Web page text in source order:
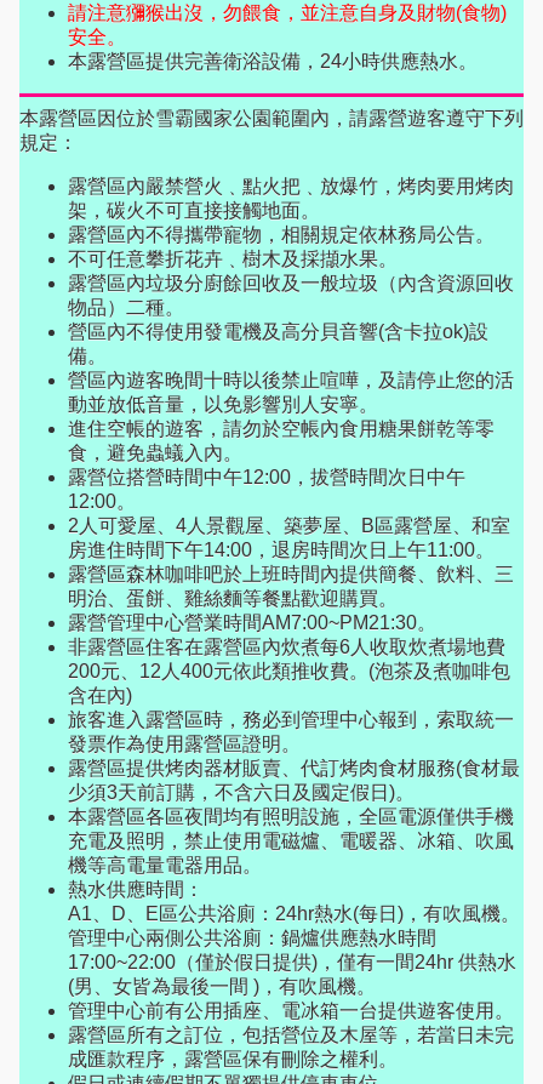
請注意獼猴出沒，勿餵食，並注意自身及財物(食物)
安全。
本露營區提供完善衛浴設備，24小時供應熱水。
本露營區因位於雪霸國家公園範圍內，請露營遊客遵守下列
規定：
露營區內嚴禁營火﹑點火把﹑放爆竹，烤肉要用烤肉
架，碳火不可直接接觸地面。
露營區內不得攜帶寵物，相關規定依林務局公告。
不可任意攀折花卉﹑樹木及採擷水果。
露營區內垃圾分廚餘回收及一般垃圾（內含資源回收
物品）二種。
營區內不得使用發電機及高分貝音響(含卡拉ok)設
備。
營區內遊客晚間十時以後禁止喧嘩，及請停止您的活
動並放低音量，以免影響別人安寧。
進住空帳的遊客，請勿於空帳內食用糖果餅乾等零
食，避免蟲蟻入內。
露營位搭營時間中午12:00，拔營時間次日中午
12:00。
2人可愛屋、4人景觀屋、築夢屋、B區露營屋、和室
房進住時間下午14:00，退房時間次日上午11:00。
露營區森林咖啡吧於上班時間內提供簡餐、飲料、三
明治、蛋餅、雞絲麵等餐點歡迎購買。
露營管理中心營業時間AM7:00~PM21:30。
非露營區住客在露營區內炊煮每6人收取炊煮場地費
200元、12人400元依此類推收費。(泡茶及煮咖啡包
含在內)
旅客進入露營區時，務必到管理中心報到，索取統一
發票作為使用露營區證明。
露營區提供烤肉器材販賣、代訂烤肉食材服務(食材最
少須3天前訂購，不含六日及國定假日)。
本露營區各區夜間均有照明設施，全區電源僅供手機
充電及照明，禁止使用電磁爐、電暖器、冰箱、吹風
機等高電量電器用品。
熱水供應時間：
A1、D、E區公共浴廁：24hr熱水(每日)，有吹風機。
管理中心兩側公共浴廁：鍋爐供應熱水時間
17:00~22:00（僅於假日提供)，僅有一間24hr 供熱水
(男、女皆為最後一間 )，有吹風機。
管理中心前有公用插座、電冰箱一台提供遊客使用。
露營區所有之訂位，包括營位及木屋等，若當日未完
成匯款程序，露營區保有刪除之權利。